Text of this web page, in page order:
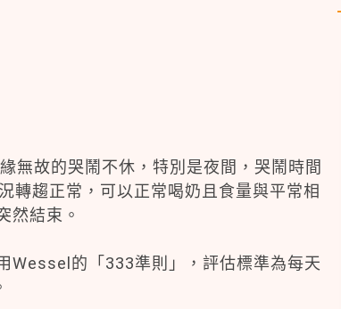
無故的哭鬧不休，特別是夜間，哭鬧時間
轉趨正常，可以正常喝奶且食量與平常相
然結束。
Wessel的「333準則」，評估標準為每天